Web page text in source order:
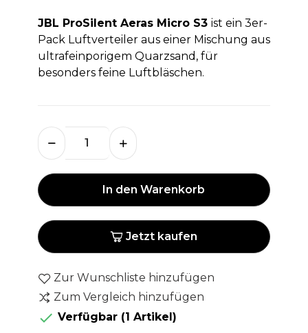
JBL ProSilent Aeras Micro S3 ist ein 3er-
Pack Luftverteiler aus einer Mischung aus
ultrafeinporigem Quarzsand, für
besonders feine Luftbläschen.
In den Warenkorb
Jetzt kaufen
Zur Wunschliste hinzufügen
Zum Vergleich hinzufügen
 Verfügbar (1 Artikel)